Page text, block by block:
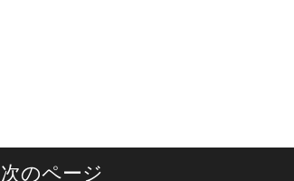
次のページ